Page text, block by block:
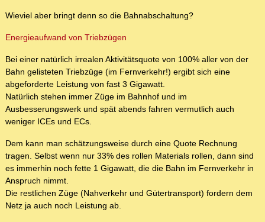
Wieviel aber bringt denn so die Bahnabschaltung?
Energieaufwand von Triebzügen
Bei einer natürlich irrealen Aktivitätsquote von 100% aller von der
Bahn gelisteten Triebzüge (im Fernverkehr!) ergibt sich eine
abgeforderte Leistung von fast 3 Gigawatt.
Natürlich stehen immer Züge im Bahnhof und im
Ausbesserungswerk und spät abends fahren vermutlich auch
weniger ICEs und ECs.
Dem kann man schätzungsweise durch eine Quote Rechnung
tragen. Selbst wenn nur 33% des rollen Materials rollen, dann sind
es immerhin noch fette 1 Gigawatt, die die Bahn im Fernverkehr in
Anspruch nimmt.
Die restlichen Züge (Nahverkehr und Gütertransport) fordern dem
Netz ja auch noch Leistung ab.